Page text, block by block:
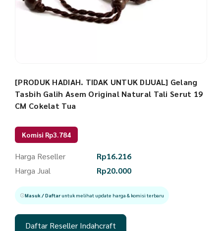
[PRODUK HADIAH. TIDAK UNTUK DIJUAL] Gelang
Tasbih Galih Asem Original Natural Tali Serut 19
CM Cokelat Tua
Komisi Rp3.784
Harga Reseller Rp16.216
Harga Jual
Rp20.000
Masuk / Daftaruntuk melihat update harga & komisi terbaru
Daftar Reseller Indahcraft